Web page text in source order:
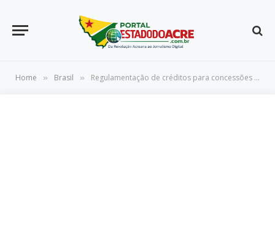
Home » Brasil » Regulamentação de créditos para concessões florestais aquece mercado